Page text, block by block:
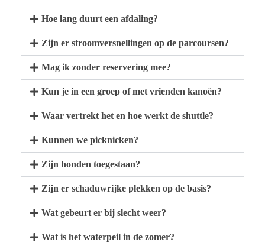
Hoe lang duurt een afdaling?
Zijn er stroomversnellingen op de parcoursen?
Mag ik zonder reservering mee?
Kun je in een groep of met vrienden kanoën?
Waar vertrekt het en hoe werkt de shuttle?
Kunnen we picknicken?
Zijn honden toegestaan?
Zijn er schaduwrijke plekken op de basis?
Wat gebeurt er bij slecht weer?
Wat is het waterpeil in de zomer?